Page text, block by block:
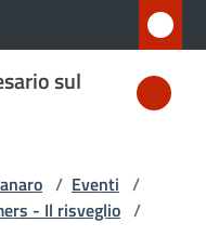
sul
/ Eventi /
- Il risveglio /